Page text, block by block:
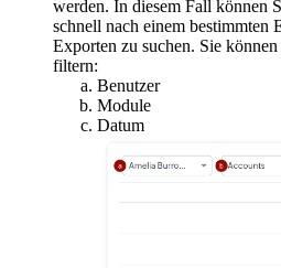
werden. In diesem Fall können
schnell nach einem bestimmten
Exporten zu suchen. Sie
filtern:
Benutzer
Module
Datum